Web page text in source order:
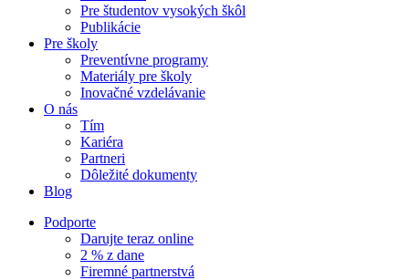
Pre študentov vysokých škôl
Publikácie
Pre školy
Preventívne programy
Materiály pre školy
Inovačné vzdelávanie
O nás
Tím
Kariéra
Partneri
Dôležité dokumenty
Blog
Podporte
Darujte teraz online
2 % z dane
Firemné partnerstvá